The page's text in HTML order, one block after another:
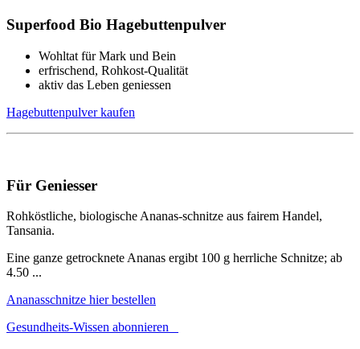
Superfood Bio Hagebuttenpulver
Wohltat für Mark und Bein
erfrischend, Rohkost-Qualität
aktiv das Leben geniessen
Hagebuttenpulver kaufen
Für Geniesser
Rohköstliche, biologische Ananas-schnitze aus fairem Handel,
Tansania.
Eine ganze getrocknete Ananas ergibt 100 g herrliche Schnitze; ab
4.50 ...
Ananasschnitze hier bestellen
Gesundheits-Wissen abonnieren